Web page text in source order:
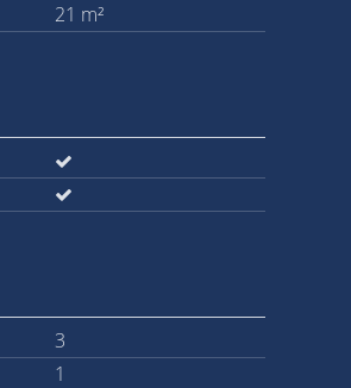
21 m²
3
1